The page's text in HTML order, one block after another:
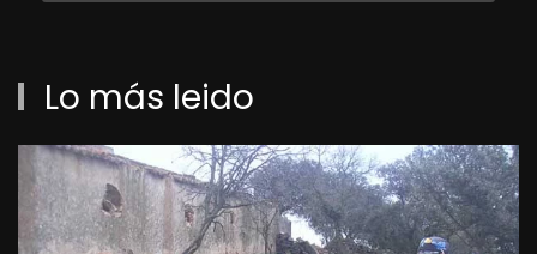
Lo más leido